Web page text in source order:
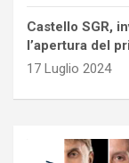
Castello SGR,
l’apertura del
17 Luglio 2024